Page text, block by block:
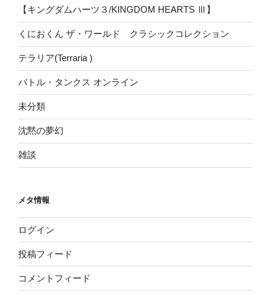
【キングダムハーツ３/KINGDOM HEARTS Ⅲ】
くにおくん ザ・ワールド クラシックコレクション
テラリア(Terraria )
バトル・タンクス オンライン
未分類
沈黙の夢幻
雑談
メタ情報
ログイン
投稿フィード
コメントフィード